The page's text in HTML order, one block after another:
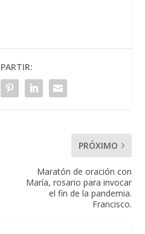
PRÓXIMO
Maratón de oración con
María, rosario para invocar
el fin de la pandemia.
Francisco.